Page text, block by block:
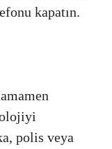
kapatın.
polis veya